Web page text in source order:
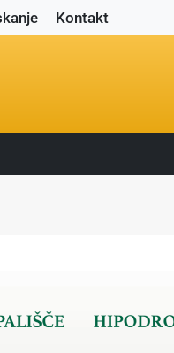
Kontakt